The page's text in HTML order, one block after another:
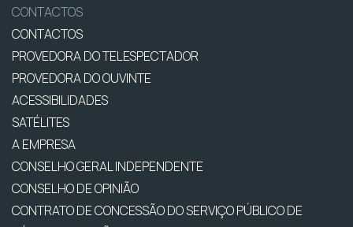
CONTACTOS
CONTACTOS
PROVEDORA DO TELESPECTADOR
PROVEDORA DO OUVINTE
ACESSIBILIDADES
SATÉLITES
A EMPRESA
CONSELHO GERAL INDEPENDENTE
CONSELHO DE OPINIÃO
CONTRATO DE CONCESSÃO DO SERVIÇO PÚBLICO DE